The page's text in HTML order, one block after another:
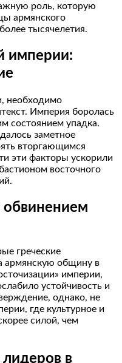
роль, которую
армянского
тысячелетия.
империи:
необходимо
Империя боролась
состоянием упадка.
заметное
вторгающимся
эти факторы ускорили
восточного
обвинением
греческие
армянскую общину в
империи,
устойчивость и
однако, не
где культурное и
силой, чем
в